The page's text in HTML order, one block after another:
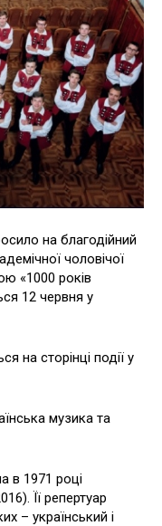
на благодійний
чоловічої
«1000 років
12 червня у
на сторінці події у
музика та
в 1971 році
Її репертуар
– український і